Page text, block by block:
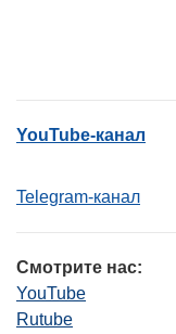
YouTube-канал
Telegram-канал
Смотрите нас:
YouTube
Rutube